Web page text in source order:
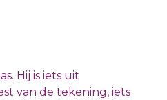
Hij is iets uit
van de tekening, iets